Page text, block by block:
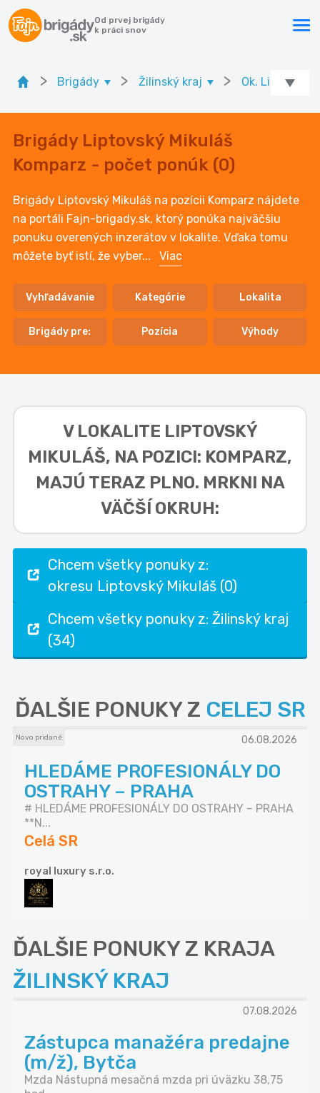
Od prvej brigády
k práci snov
> Brigády > Žilinský kraj > Ok. Liptovský
Brigády Liptovský Mikuláš
Komparz - počet ponúk (0)
Brigády Liptovský Mikuláš na pozícii Komparz nájdete
na portáli Fajn-brigady.sk, ktorý ponúka najväčšiu
ponuku overených inzerátov v lokalite. Vďaka tomu
môžete byť istí, že vyber... Viac
Vyhľadávanie Kategórie Lokalita
Brigády pre: Pozícia Výhody
V LOKALITE LIPTOVSKÝ
MIKULÁŠ, NA POZICI: KOMPARZ,
MAJÚ TERAZ PLNO. MRKNI NA
VÄČŠÍ OKRUH:
Chcem všetky ponuky z:
okresu Liptovský Mikuláš (0)
Chcem všetky ponuky z: Žilinský kraj
(34)
ĎALŠIE PONUKY Z CELEJ SR
Novo pridané 06.08.2026
HLEDÁME PROFESIONÁLY DO
OSTRAHY – PRAHA
# HLEDÁME PROFESIONÁLY DO OSTRAHY – PRAHA
**N...
Celá SR
royal luxury s.r.o.
ĎALŠIE PONUKY Z KRAJA
ŽILINSKÝ KRAJ
07.08.2026
Zástupca manažéra predajne
(m/ž), Bytča
Mzda Nástupná mesačná mzda pri úväzku 38,75